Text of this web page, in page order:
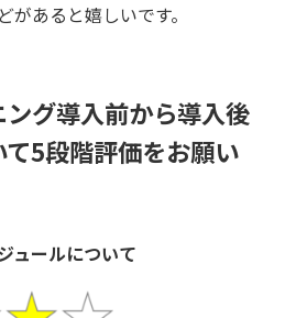
あると嬉しいです。
グ導入前から導入後
5段階評価をお願い
ュールについて